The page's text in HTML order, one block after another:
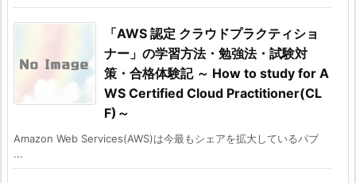
「AWS 認定 クラウドプラクティショ
ナー」の学習方法・勉強法・試験対
策・合格体験記 ～ How to study for A
WS Certified Cloud Practitioner(CL
F)～
Amazon Web Services(AWS)は今最もシェアを拡大しているパブ
...